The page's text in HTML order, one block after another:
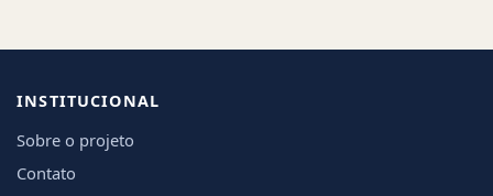
INSTITUCIONAL
Sobre o projeto
Contato